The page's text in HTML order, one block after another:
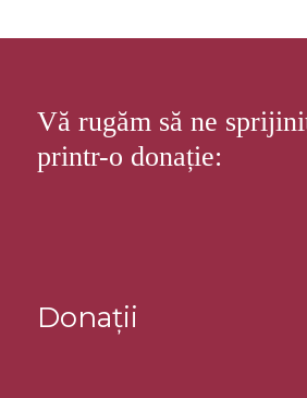
Vă rugăm să ne
printr-o donație:
Donații